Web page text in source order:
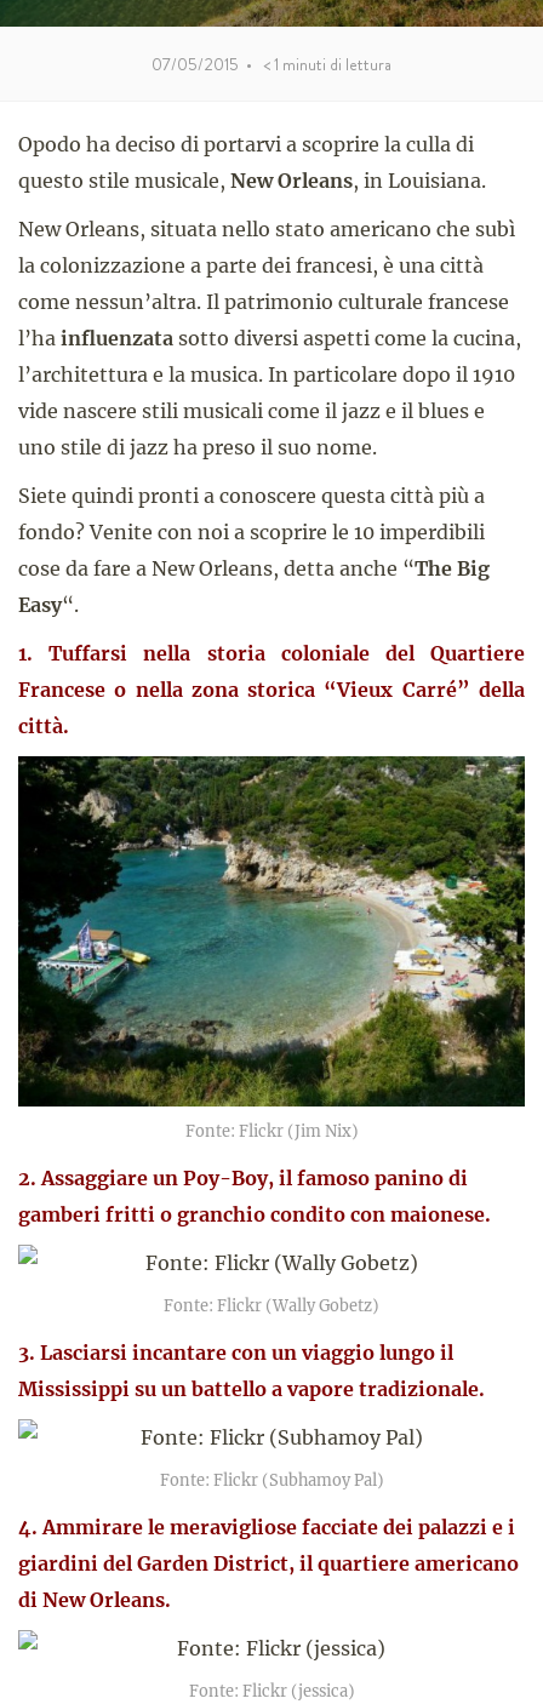
07/05/2015 • < 1 minuti di lettura
Opodo ha deciso di portarvi a scoprire la culla di
questo stile musicale, New Orleans, in Louisiana.
New Orleans, situata nello stato americano che subì
la colonizzazione a parte dei francesi, è una città
come nessun’altra. Il patrimonio culturale francese
l’ha influenzata sotto diversi aspetti come la cucina,
l’architettura e la musica. In particolare dopo il 1910
vide nascere stili musicali come il jazz e il blues e
uno stile di jazz ha preso il suo nome.
Siete quindi pronti a conoscere questa città più a
fondo? Venite con noi a scoprire le 10 imperdibili
cose da fare a New Orleans, detta anche “The Big
Easy“.
1. Tuffarsi nella storia coloniale del Quartiere
Francese o nella zona storica “Vieux Carré” della
città.
Fonte: Flickr (Jim Nix)
2. Assaggiare un Poy-Boy, il famoso panino di
gamberi fritti o granchio condito con maionese.
Fonte: Flickr (Wally Gobetz)
3. Lasciarsi incantare con un viaggio lungo il
Mississippi su un battello a vapore tradizionale.
Fonte: Flickr (Subhamoy Pal)
4. Ammirare le meravigliose facciate dei palazzi e i
giardini del Garden District, il quartiere americano
di New Orleans.
Fonte: Flickr (jessica)